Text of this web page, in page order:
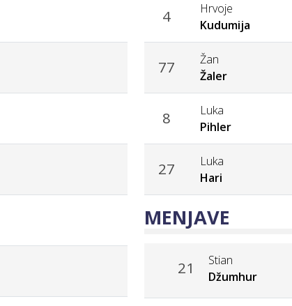
4
Hrvoje
Kudumija
77
Žan
Žaler
8
Luka
Pihler
27
Luka
Hari
MENJAVE
21
Stian
Džumhur